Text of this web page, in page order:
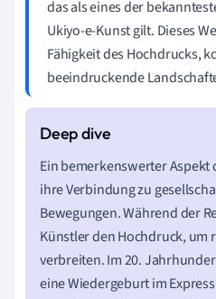
das als eines der
Ukiyo-e-Kunst gilt. Dieses
Fähigkeit des Hochdrucks,
beeindruckende
Ein bemerkenswerter
ihre Verbindung zu
Bewegungen. Während der
Künstler den Hochdruck, um
verbreiten. Im 20.
eine Wiedergeburt im